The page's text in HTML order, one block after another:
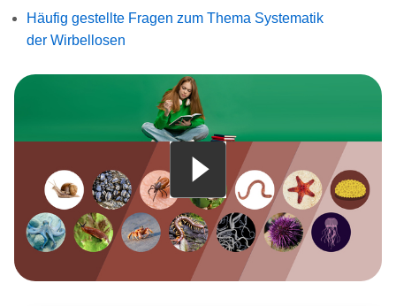
Häufig gestellte Fragen zum Thema Systematik
der Wirbellosen